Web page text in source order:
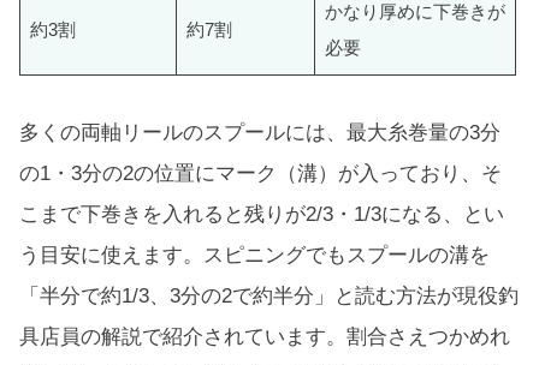
約3割 約7割
かなり厚めに下巻きが
必要
多くの両軸リールのスプールには、最大糸巻量の3分
の1・3分の2の位置にマーク（溝）が入っており、そ
こまで下巻きを入れると残りが2/3・1/3になる、とい
う目安に使えます。スピニングでもスプールの溝を
「半分で約1/3、3分の2で約半分」と読む方法が現役釣
具店員の解説で紹介されています。割合さえつかめれ